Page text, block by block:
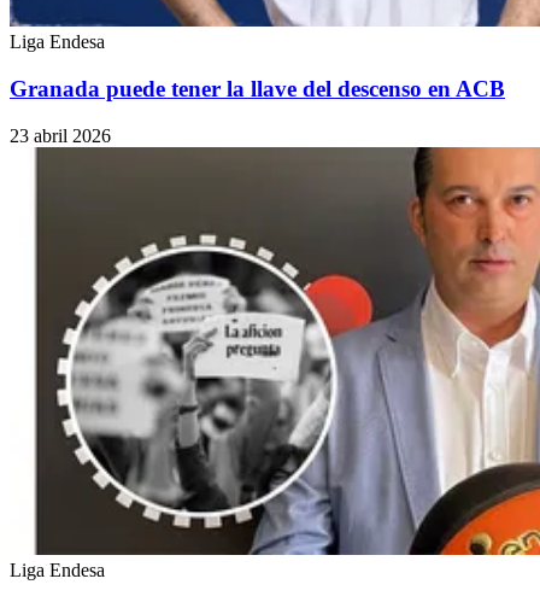
Liga Endesa
Granada puede tener la llave del descenso en ACB
23 abril 2026
Liga Endesa